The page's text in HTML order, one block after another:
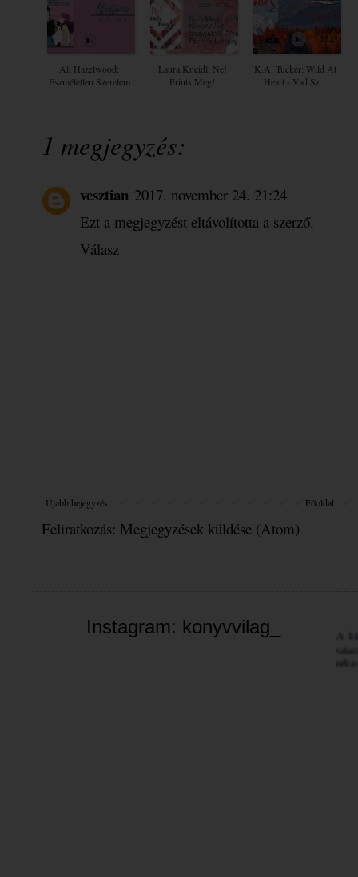
Ali Hazelwood:
Eszméletlen Szerelem
Laura Kneidl: Ne!
Érints Meg!
K.A. Tucker: Wild At
Heart - Vad Sz...
1 megjegyzés:
vesztian 2017. november 24. 21:24
Ezt a megjegyzést eltávolította a szerző.
Válasz
Újabb bejegyzés Főoldal
Feliratkozás: Megjegyzések küldése (Atom)
Instagram: konyvvilag_